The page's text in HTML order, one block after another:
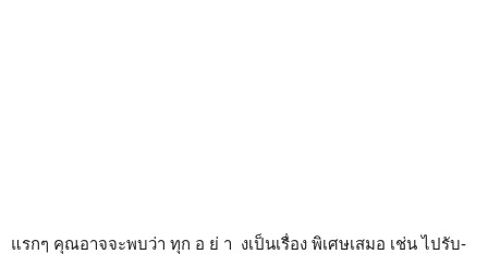
แรกๆ คุณอาจจะพบว่า ทุก อ ย่ า งเป็นเรื่อง พิเศษเสมอ เช่น ไปรับ-